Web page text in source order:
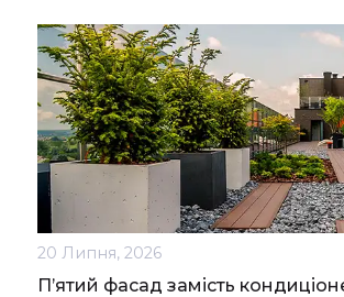
20 Липня, 2026
П’ятий фасад замість